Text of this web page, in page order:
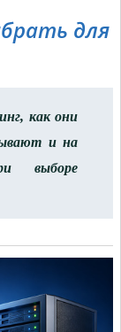
для
как они
и на
выборе